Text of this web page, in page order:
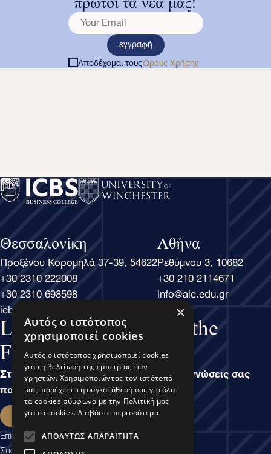
εγγραφή
Αποδέχομαι τουςΌρους Χρήσης
Θεσσαλονίκη
Προξένου Κορομηλά 37-39, 54622
+30 2310 222008
+30 2310 698598
icbs@icbs.gr
Αθήνα
Ρεθύμνου 3, 10682
+30 210 2114671
info@aic.edu.gr
Learn Business, Lead the
Future
Στην άσκηση του Μάνατζμεντ, είναι οι γνώσεις σας
που καθορίζουν τις δυνατότητές σας.
Εκδήλωση ενδιαφέροντος
Επικοινωνία
Σπουδαστικές Υπηρεσίες
×
Αυτός ο ιστότοπος
χρησιμοποιεί cookies
Αυτός ο ιστότοπος χρησιμοποιεί cookies
για τη βελτίωση της εμπειρίας των
χρηστών. Χρησιμοποιώντας τον ιστότοπό
μας, παρέχετε τη συγκατάθεσή σας για όλα
τα cookies σύμφωνα με την Πολιτική μας
για τα cookies. Διαβάστε περισσότερα
ΑΠΟΛΎΤΩΣ ΑΠΑΡΑΊΤΗΤΑ